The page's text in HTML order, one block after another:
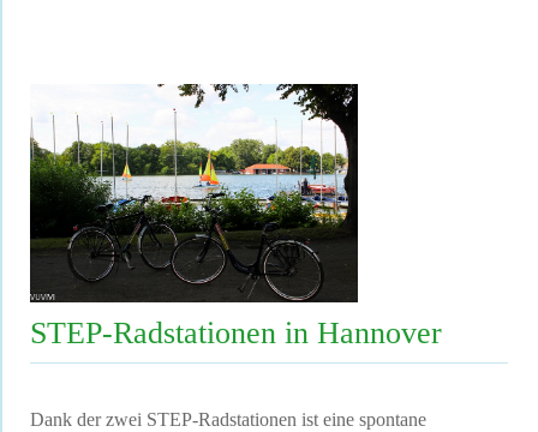
STEP-Radstationen in Hannover
Dank der zwei STEP-Radstationen ist eine spontane